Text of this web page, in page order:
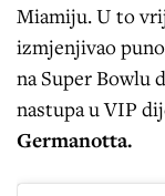
Miamiju. U to
izmjenjivao
na Super Bowlu
nastupa u VIP
Germanotta.